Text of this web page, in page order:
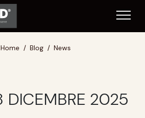
Home Blog News
DICEMBRE 2025